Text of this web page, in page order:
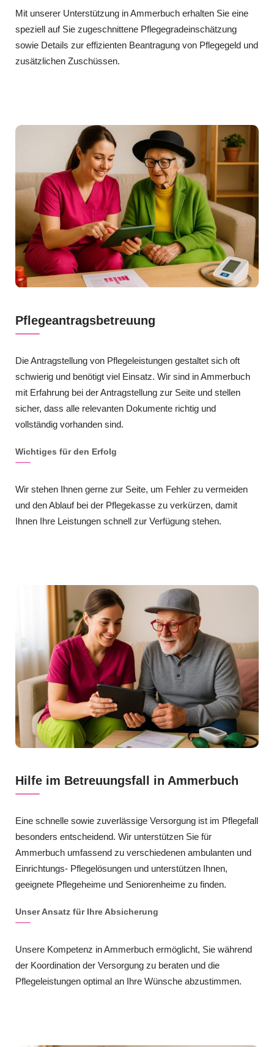
Mit unserer Unterstützung in Ammerbuch erhalten Sie eine
speziell auf Sie zugeschnittene Pflegegradeinschätzung
sowie Details zur effizienten Beantragung von Pflegegeld und
zusätzlichen Zuschüssen.
Pflegeantragsbetreuung
Die Antragstellung von Pflegeleistungen gestaltet sich oft
schwierig und benötigt viel Einsatz. Wir sind in Ammerbuch
mit Erfahrung bei der Antragstellung zur Seite und stellen
sicher, dass alle relevanten Dokumente richtig und
vollständig vorhanden sind.
Wichtiges für den Erfolg
Wir stehen Ihnen gerne zur Seite, um Fehler zu vermeiden
und den Ablauf bei der Pflegekasse zu verkürzen, damit
Ihnen Ihre Leistungen schnell zur Verfügung stehen.
Hilfe im Betreuungsfall in Ammerbuch
Eine schnelle sowie zuverlässige Versorgung ist im Pflegefall
besonders entscheidend. Wir unterstützen Sie für
Ammerbuch umfassend zu verschiedenen ambulanten und
Einrichtungs- Pflegelösungen und unterstützen Ihnen,
geeignete Pflegeheime und Seniorenheime zu finden.
Unser Ansatz für Ihre Absicherung
Unsere Kompetenz in Ammerbuch ermöglicht, Sie während
der Koordination der Versorgung zu beraten und die
Pflegeleistungen optimal an Ihre Wünsche abzustimmen.